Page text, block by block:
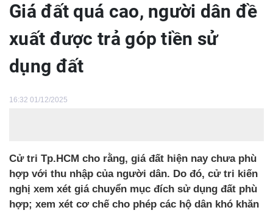
Giá đất quá cao, người dân đề
xuất được trả góp tiền sử
dụng đất
16:32 01/12/2025
Cử tri Tp.HCM cho rằng, giá đất hiện nay chưa phù
hợp với thu nhập của người dân. Do đó, cử tri kiến
nghị xem xét giá chuyển mục đích sử dụng đất phù
hợp; xem xét cơ chế cho phép các hộ dân khó khăn